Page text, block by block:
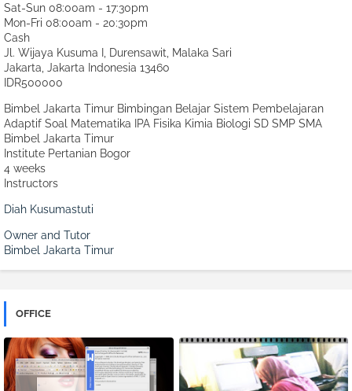
Sat-Sun 08:00am - 17:30pm
Mon-Fri 08:00am - 20:30pm
Cash
Jl. Wijaya Kusuma I, Durensawit, Malaka Sari
Jakarta Jakarta Indonesia 13460
IDR500000
Bimbel Jakarta Timur Bimbingan Belajar Sistem Pembelajaran
Adaptif Soal Matematika IPA Fisika Kimia Biologi SD SMP SMA
Bimbel Jakarta Timur
Institute Pertanian Bogor
4 weeks
Instructors
Diah Kusumastuti
Owner and Tutor
Bimbel Jakarta Timur
OFFICE